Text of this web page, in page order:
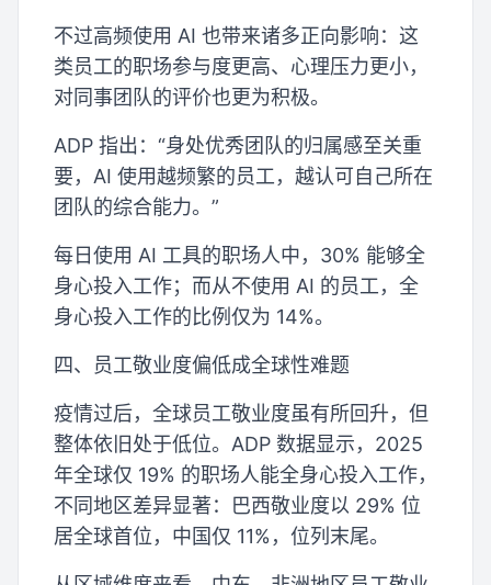
不过高频使用 AI 也带来诸多正向影响：这
类员工的职场参与度更高、心理压力更小，
对同事团队的评价也更为积极。
ADP 指出：“身处优秀团队的归属感至关重
要，AI 使用越频繁的员工，越认可自己所在
团队的综合能力。”
每日使用 AI 工具的职场人中，30% 能够全
身心投入工作；而从不使用 AI 的员工，全
身心投入工作的比例仅为 14%。
四、员工敬业度偏低成全球性难题
疫情过后，全球员工敬业度虽有所回升，但
整体依旧处于低位。ADP 数据显示，2025
年全球仅 19% 的职场人能全身心投入工作，
不同地区差异显著：巴西敬业度以 29% 位
居全球首位，中国仅 11%，位列末尾。